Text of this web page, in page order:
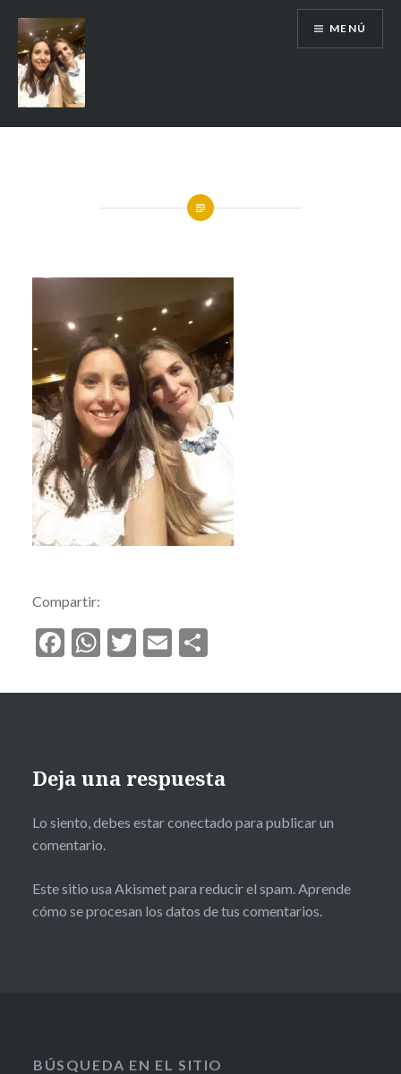
Escuela de Historia
MENÚ
Compartir:
Facebook
WhatsApp
Twitter
EmailCompartir
Deja una respuesta
Lo siento, debes estarconectado para publicar un
comentario.
Este sitio usa Akismet para reducir el spam.Aprende
cómo se procesan los datos de tus comentarios.
BÚSQUEDA EN EL SITIO